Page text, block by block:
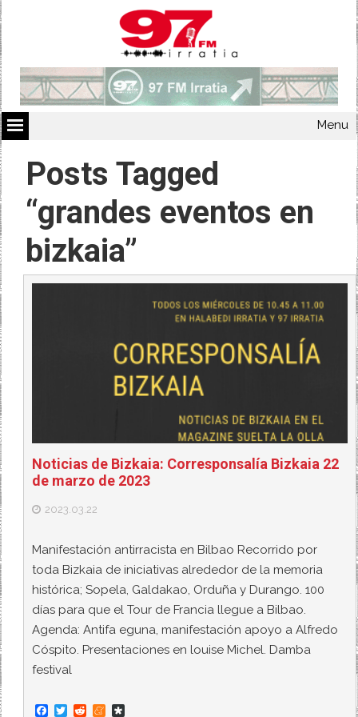
Menu
Posts Tagged
“grandes eventos en
bizkaia”
Noticias de Bizkaia: Corresponsalía Bizkaia 22
de marzo de 2023
2023.03.22
Manifestación antirracista en Bilbao Recorrido por
toda Bizkaia de iniciativas alrededor de la memoria
histórica; Sopela, Galdakao, Orduña y Durango. 100
días para que el Tour de Francia llegue a Bilbao.
Agenda: Antifa eguna, manifestación apoyo a Alfredo
Cóspito. Presentaciones en louise Michel. Damba
festival
F
T
R
M